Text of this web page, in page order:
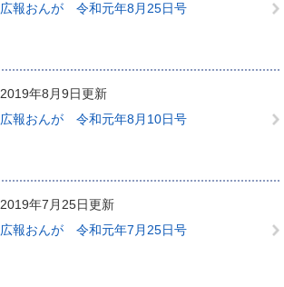
広報おんが 令和元年8月25日号
2019年8月9日更新
広報おんが 令和元年8月10日号
2019年7月25日更新
広報おんが 令和元年7月25日号